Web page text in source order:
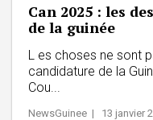
Can 2025 : les
de la guinée
L es choses ne sont
candidature de la
Cou...
NewsGuinee | 13 janvier